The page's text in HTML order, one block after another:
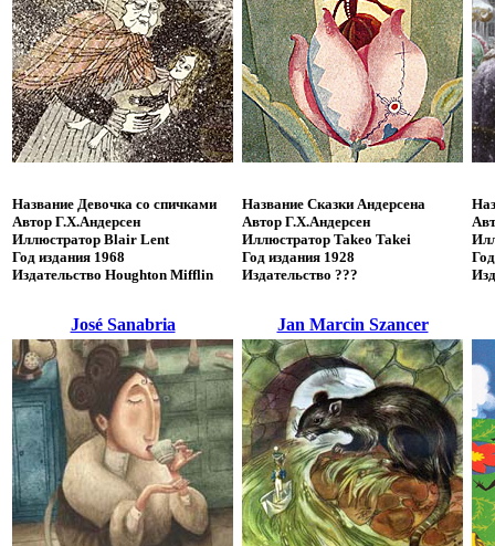
Название Девочка со спичками
Автор Г.Х.Андерсен
Иллюстратор Blair Lent
Год издания 1968
Издательство Houghton Mifflin
Название Сказки Андерсена
Автор Г.Х.Андерсен
Иллюстратор Takeo Takei
Год издания 1928
Издательство ???
José Sanabria Jan Marcin Szancer